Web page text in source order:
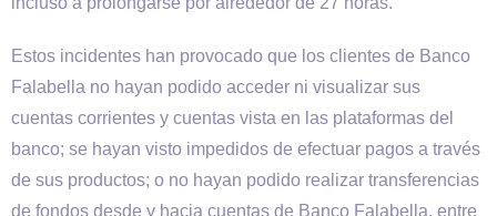
Estos incidentes han provocado que los clientes de Banco
Falabella no hayan podido acceder ni visualizar sus
cuentas corrientes y cuentas vista en las plataformas del
banco; se hayan visto impedidos de efectuar pagos a través
de sus productos; o no hayan podido realizar transferencias
de fondos desde y hacia cuentas de Banco Falabella, entre